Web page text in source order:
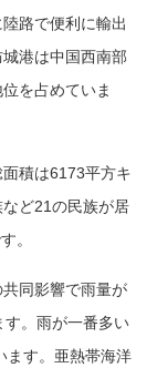
路で便利に輸出
港は中国西南部
を占めていま
積は6173平方キ
ど21の民族が居
。
同影響で雨量が
。雨が一番多い
す。 亜熱帯海洋